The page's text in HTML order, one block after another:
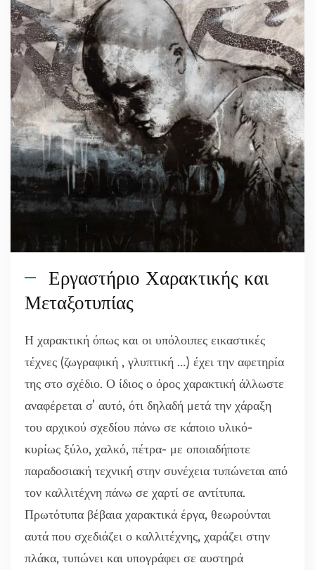
Εργαστήριο Χαρακτικής και
Μεταξοτυπίας
Η χαρακτική όπως και οι υπόλοιπες εικαστικές
τέχνες (ζωγραφική , γλυπτική …) έχει την αφετηρία
της στο σχέδιο. Ο ίδιος ο όρος χαρακτική άλλωστε
αναφέρεται σ’ αυτό, ότι δηλαδή μετά την χάραξη
του αρχικού σχεδίου πάνω σε κάποιο υλικό-
κυρίως ξύλο, χαλκό, πέτρα- με οποιαδήποτε
παραδοσιακή τεχνική στην συνέχεια τυπώνεται από
τον καλλιτέχνη πάνω σε χαρτί σε αντίτυπα.
Πρωτότυπα βέβαια χαρακτικά έργα, θεωρούνται
αυτά που σχεδιάζει ο καλλιτέχνης, χαράζει στην
πλάκα, τυπώνει και υπογράφει σε αυστηρά